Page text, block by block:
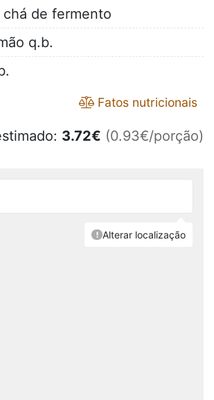
chá de fermento
q.b.
Fatos nutricionais
3.72€ (0.93€/porção)